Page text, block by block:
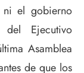
ni el gobierno
del Ejecutivo
Asamblea
de que los